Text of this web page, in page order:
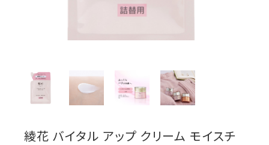
綾花 バイタル アップ クリーム モイスチ